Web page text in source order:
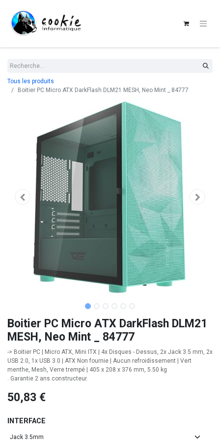
Tous les produits
Boitier PC Micro ATX DarkFlash DLM21 MESH, Neo Mint _ 84777
Boitier PC Micro ATX DarkFlash DLM21
MESH, Neo Mint _ 84777
-> Boitier PC | Micro ATX, Mini ITX | 4x Disques - Dessus, 2x Jack 3.5 mm, 2x
USB 2.0, 1x USB 3.0 | ATX Non fournie | Aucun refroidissement | Vert
menthe, Mesh, Verre trempé | 405 x 208 x 376 mm, 5.50 kg
. Garantie 2 ans constructeur.
50,83 €
INTERFACE